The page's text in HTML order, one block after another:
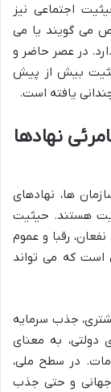
اجتماعی نیز
می گویند یا می
در عصر حاضر و
بیش از پیش
یافته است.
نهادها
ها، نهادهای
هستند. حیثیت
رقبا و عموم
است که می تواند
جذب سرمایه
دولتی، به معنای
در سطح ملی،
جهانی و حتی جذب